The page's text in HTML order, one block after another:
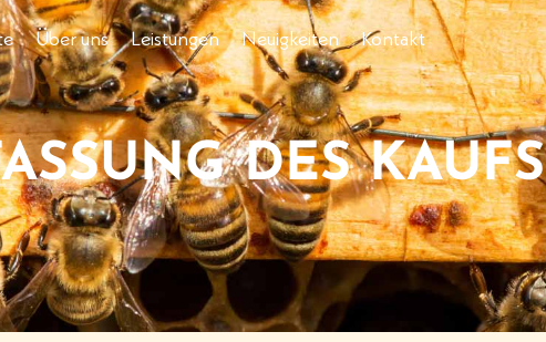
Über uns Leistungen Neuigkeiten Kontakt
DES KAUFS